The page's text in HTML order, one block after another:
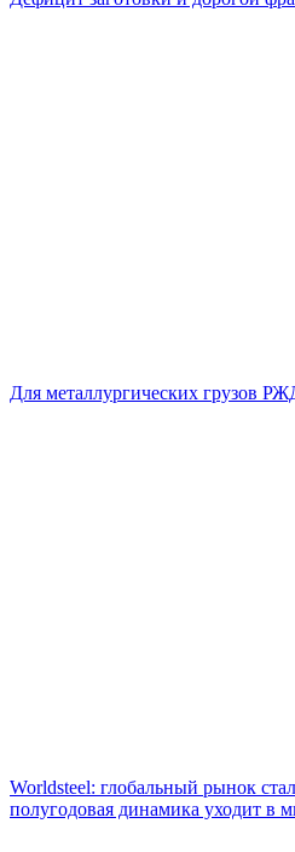
Для металлургических грузов
Worldsteel: глобальный рынок
полугодовая динамика уходит в